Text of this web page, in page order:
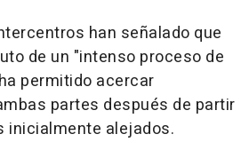
han señalado que
de un "intenso proceso de
permitido acercar
partes después de partir
inicialmente alejados.